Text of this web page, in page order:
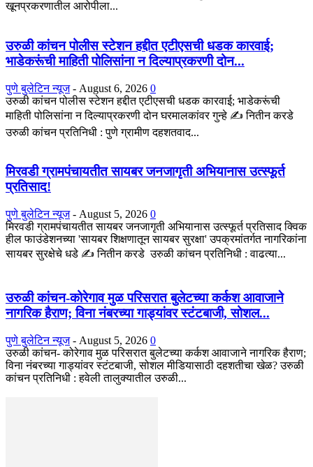
खूनप्रकरणातील आरोपीला...
उरुळी कांचन पोलीस स्टेशन हद्दीत एटीएसची धडक कारवाई;
भाडेकरूंची माहिती पोलिसांना न दिल्याप्रकरणी दोन...
पुणे बुलेटिन न्यूज - August 6, 2026 0
उरुळी कांचन पोलीस स्टेशन हद्दीत एटीएसची धडक कारवाई; भाडेकरूंची
माहिती पोलिसांना न दिल्याप्रकरणी दोन घरमालकांवर गुन्हे ✍️ नितीन करडे
उरुळी कांचन प्रतिनिधी : पुणे ग्रामीण दहशतवाद...
मिरवडी ग्रामपंचायतीत सायबर जनजागृती अभियानास उत्स्फूर्त
प्रतिसाद!
पुणे बुलेटिन न्यूज - August 5, 2026 0
मिरवडी ग्रामपंचायतीत सायबर जनजागृती अभियानास उत्स्फूर्त प्रतिसाद क्विक
हील फाउंडेशनच्या 'सायबर शिक्षणातून सायबर सुरक्षा' उपक्रमांतर्गत नागरिकांना
सायबर सुरक्षेचे धडे ✍️ नितीन करडे उरुळी कांचन प्रतिनिधी : वाढत्या...
उरुळी कांचन-कोरेगाव मुळ परिसरात बुलेटच्या कर्कश आवाजाने
नागरिक हैराण; विना नंबरच्या गाड्यांवर स्टंटबाजी, सोशल...
पुणे बुलेटिन न्यूज - August 5, 2026 0
उरुळी कांचन- कोरेगाव मुळ परिसरात बुलेटच्या कर्कश आवाजाने नागरिक हैराण;
विना नंबरच्या गाड्यांवर स्टंटबाजी, सोशल मीडियासाठी दहशतीचा खेळ? उरुळी
कांचन प्रतिनिधी : हवेली तालुक्यातील उरुळी...